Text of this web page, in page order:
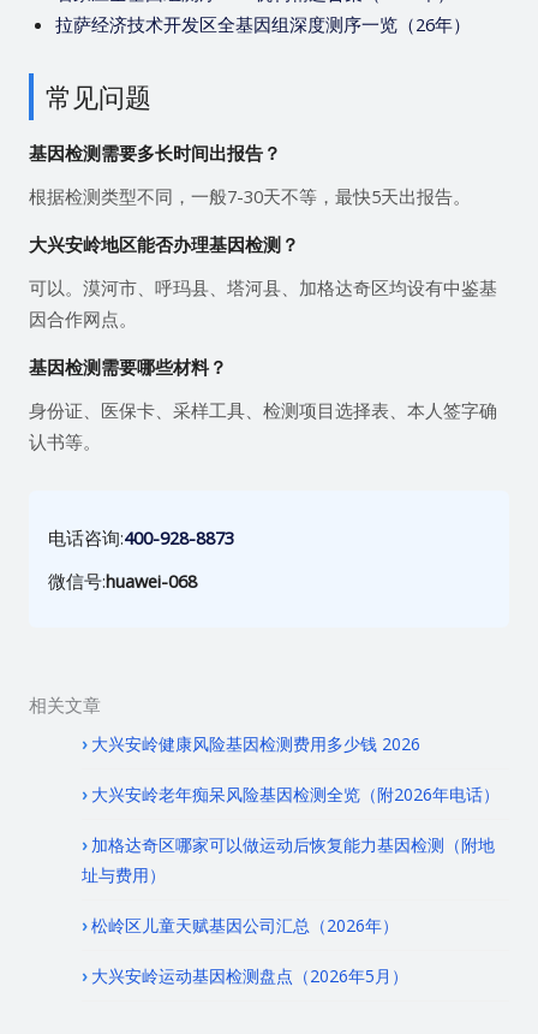
拉萨经济技术开发区全基因组深度测序一览（26年）
常见问题
基因检测需要多长时间出报告？
根据检测类型不同，一般7-30天不等，最快5天出报告。
大兴安岭地区能否办理基因检测？
可以。漠河市、呼玛县、塔河县、加格达奇区均设有中鉴基
因合作网点。
基因检测需要哪些材料？
身份证、医保卡、采样工具、检测项目选择表、本人签字确
认书等。
电话咨询:400-928-8873
微信号:huawei-068
相关文章
大兴安岭健康风险基因检测费用多少钱 2026
大兴安岭老年痴呆风险基因检测全览（附2026年电话）
加格达奇区哪家可以做运动后恢复能力基因检测（附地
址与费用）
松岭区儿童天赋基因公司汇总（2026年）
大兴安岭运动基因检测盘点（2026年5月）